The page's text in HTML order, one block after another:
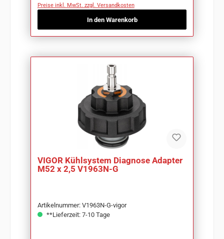
Preise inkl. MwSt. zzgl. Versandkosten
In den Warenkorb
VIGOR Kühlsystem Diagnose Adapter
M52 x 2,5 V1963N-G
Artikelnummer: V1963N-G-vigor
**Lieferzeit: 7-10 Tage